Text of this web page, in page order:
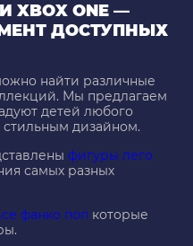
ONE —
ДОСТУПНЫХ
найти различные
Мы предлагаем
детей любого
стильным дизайном.
фигуры лего
самых разных
фанко поп которые